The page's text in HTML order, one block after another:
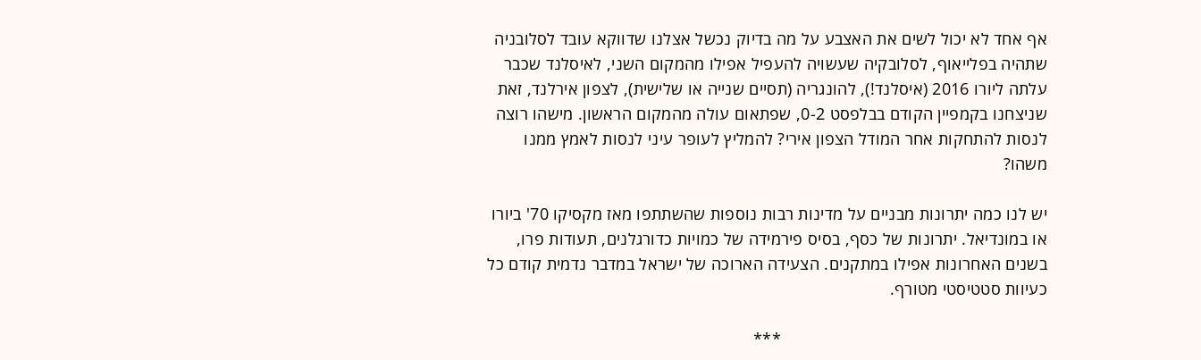
אף אחד לא יכול לשים את האצבע על מה בדיוק נכשל אצלנו שדווקא עובד לסלובניה
שתהיה בפלייאוף, לסלובקיה שעשויה להעפיל אפילו מהמקום השני, לאיסלנד שכבר
עלתה ליורו 2016 (איסלנד!), להונגריה (תסיים שנייה או שלישית), לצפון אירלנד, זאת
שניצחנו בקמפיין הקודם בבלפסט 0-2, שפתאום עולה מהמקום הראשון. מישהו רוצה
לנסות להתחקות אחר המודל הצפון אירי? להמליץ לעופר עיני לנסות לאמץ ממנו
משהו?
יש לנו כמה יתרונות מבניים על מדינות רבות נוספות שהשתתפו מאז מקסיקו 70' ביורו
או במונדיאל. יתרונות של כסף, בסיס פירמידה של כמויות כדורגלנים, תעודות פרו,
בשנים האחרונות אפילו במתקנים. הצעידה הארוכה של ישראל במדבר נדמית קודם כל
כעיוות סטטיסטי מטורף.
***